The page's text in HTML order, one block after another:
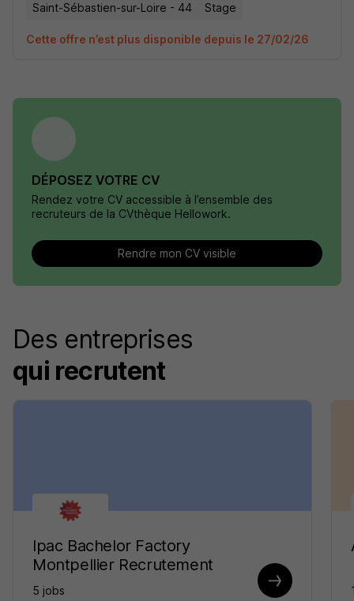
Saint-Sébastien-sur-Loire - 44 Stage
Cette offre n’est plus disponible depuis le 27/02/26
DÉPOSEZ VOTRE CV
Rendez votre CV accessible à l’ensemble des
recruteurs de la CVthèque Hellowork.
Rendre mon CV visible
Des entreprises
qui recrutent
Ipac Bachelor Factory
Montpellier Recrutement
5 jobs